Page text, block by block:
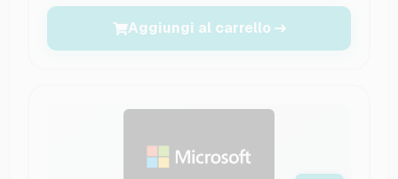
Aggiungi al carrello